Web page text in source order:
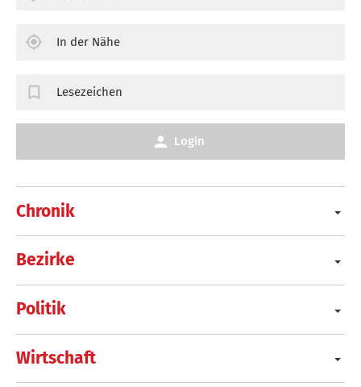
Chronik
Bezirke
Politik
Wirtschaft
In der Nähe
Lesezeichen
Login